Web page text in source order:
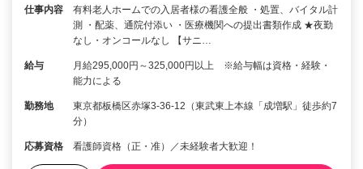
仕事内容
有料老人ホームでの入居者様の看護全般 ・処置、バイタル計
測 ・配薬、通院付添い ・医療機関への提出書類作成 ★夜勤
なし・オンコールなし 【サニ…
給与
月給295,000円～325,000円以上 ※給与幅は資格・経験・
能力による
勤務地
東京都板橋区赤塚3-36-12（東武東上本線「成増駅」徒歩約7
分）
応募資格 看護師資格（正・准）／未経験者大歓迎！